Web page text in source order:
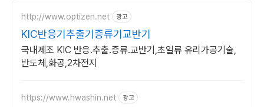
http://www.optizen.net 광고
KIC반응기추출기증류기교반기
국내제조 KIC 반응.추출.증류.교반기,초일류 유리가공기술,
반도체,화공,2차전지
https://www.hwashin.net 광고